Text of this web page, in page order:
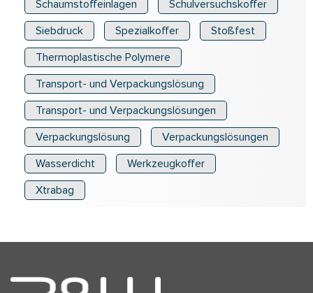
Schaumstoffeinlagen
Schulversuchskoffer
Siebdruck
Spezialkoffer
Stoßfest
Thermoplastische Polymere
Transport- und Verpackungslösung
Transport- und Verpackungslösungen
Verpackungslösung
Verpackungslösungen
Wasserdicht
Werkzeugkoffer
Xtrabag